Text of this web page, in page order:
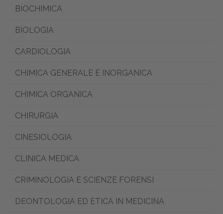
BIOCHIMICA
BIOLOGIA
CARDIOLOGIA
CHIMICA GENERALE E INORGANICA
CHIMICA ORGANICA
CHIRURGIA
CINESIOLOGIA
CLINICA MEDICA
CRIMINOLOGIA E SCIENZE FORENSI
DEONTOLOGIA ED ETICA IN MEDICINA